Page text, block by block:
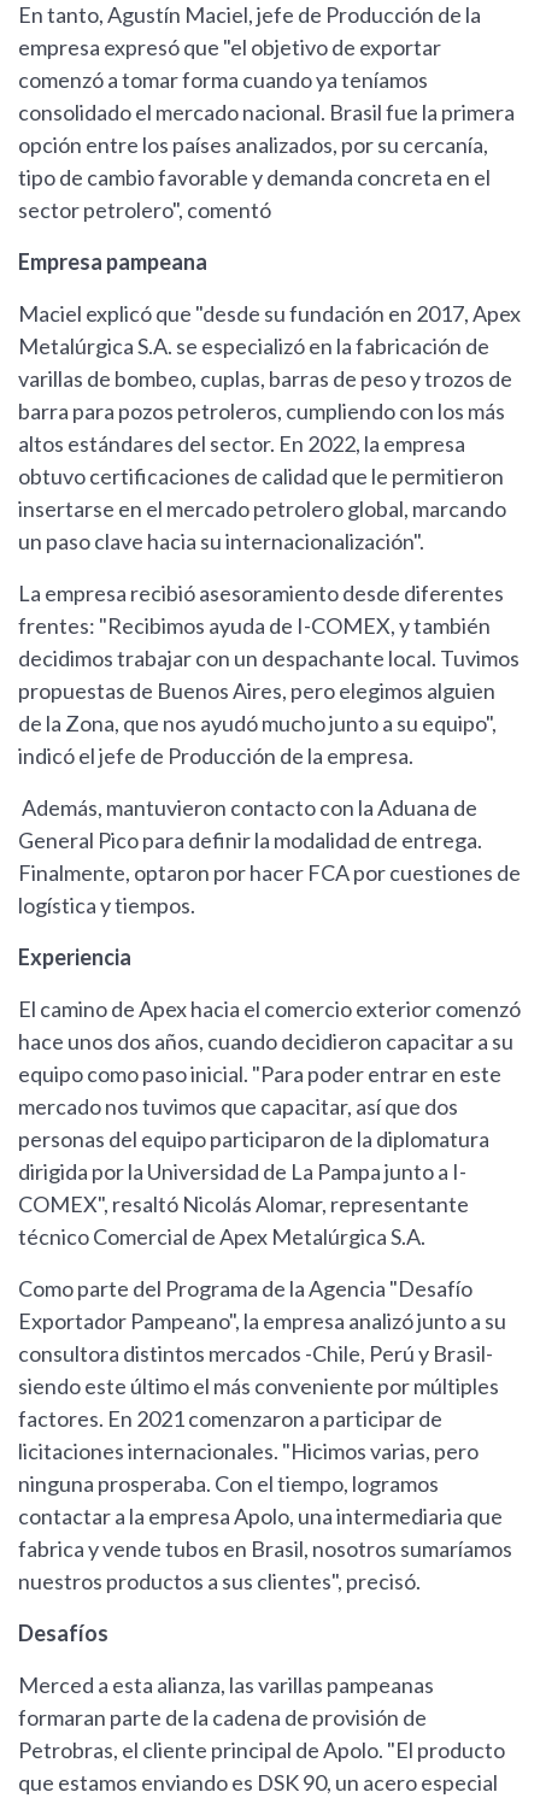
En tanto, Agustín Maciel, jefe de Producción de la
empresa expresó que "el objetivo de exportar
comenzó a tomar forma cuando ya teníamos
consolidado el mercado nacional. Brasil fue la primera
opción entre los países analizados, por su cercanía,
tipo de cambio favorable y demanda concreta en el
sector petrolero", comentó
Empresa pampeana
Maciel explicó que "desde su fundación en 2017, Apex
Metalúrgica S.A. se especializó en la fabricación de
varillas de bombeo, cuplas, barras de peso y trozos de
barra para pozos petroleros, cumpliendo con los más
altos estándares del sector. En 2022, la empresa
obtuvo certificaciones de calidad que le permitieron
insertarse en el mercado petrolero global, marcando
un paso clave hacia su internacionalización".
La empresa recibió asesoramiento desde diferentes
frentes: "Recibimos ayuda de I-COMEX, y también
decidimos trabajar con un despachante local. Tuvimos
propuestas de Buenos Aires, pero elegimos alguien
de la Zona, que nos ayudó mucho junto a su equipo",
indicó el jefe de Producción de la empresa.
Además, mantuvieron contacto con la Aduana de
General Pico para definir la modalidad de entrega.
Finalmente, optaron por hacer FCA por cuestiones de
logística y tiempos.
Experiencia
El camino de Apex hacia el comercio exterior comenzó
hace unos dos años, cuando decidieron capacitar a su
equipo como paso inicial. "Para poder entrar en este
mercado nos tuvimos que capacitar, así que dos
personas del equipo participaron de la diplomatura
dirigida por la Universidad de La Pampa junto a I-
COMEX", resaltó Nicolás Alomar, representante
técnico Comercial de Apex Metalúrgica S.A.
Como parte del Programa de la Agencia "Desafío
Exportador Pampeano", la empresa analizó junto a su
consultora distintos mercados -Chile, Perú y Brasil-
siendo este último el más conveniente por múltiples
factores. En 2021 comenzaron a participar de
licitaciones internacionales. "Hicimos varias, pero
ninguna prosperaba. Con el tiempo, logramos
contactar a la empresa Apolo, una intermediaria que
fabrica y vende tubos en Brasil, nosotros sumaríamos
nuestros productos a sus clientes", precisó.
Desafíos
Merced a esta alianza, las varillas pampeanas
formaran parte de la cadena de provisión de
Petrobras, el cliente principal de Apolo. "El producto
que estamos enviando es DSK 90, un acero especial